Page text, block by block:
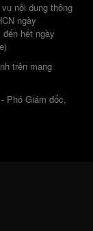
nội dung thông
ngày
hết ngày
trên mạng
Phó Giám đốc,